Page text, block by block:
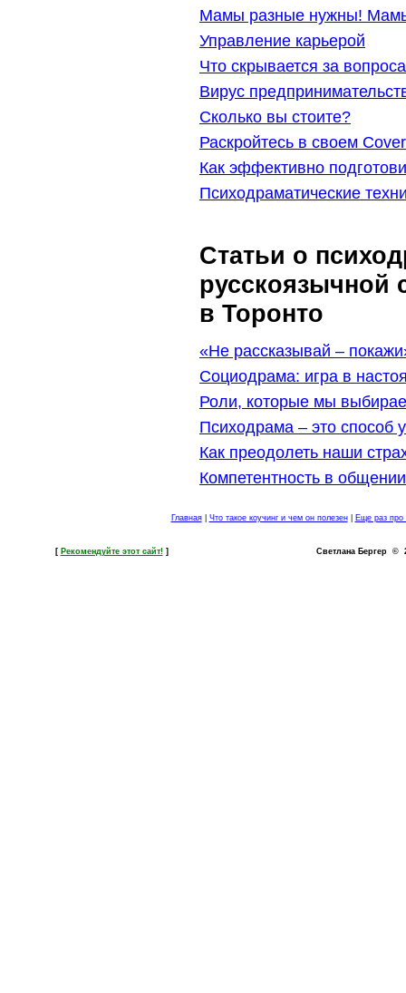
Мамы разные нужны!
Управление карьерой
Что скрывается за
Вирус
Сколько вы стоите?
Раскройтесь в своем
Как эффективно
Психодраматические
Статьи о
русскоязычной
в Торонто
«Не рассказывай –
Социодрама: игра в
Роли, которые мы
Психодрама – это способ
Как преодолеть наши
Компетентность в общении
Главная| Что такое коучинг и чем он полезен| Еще раз про
[ Рекомендуйте этот сайт!] Светлана Бергер ©